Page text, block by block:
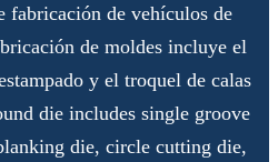
fabricación de vehículos de
de moldes incluye el
y el troquel de calas
die includes single groove
die, circle cutting die,